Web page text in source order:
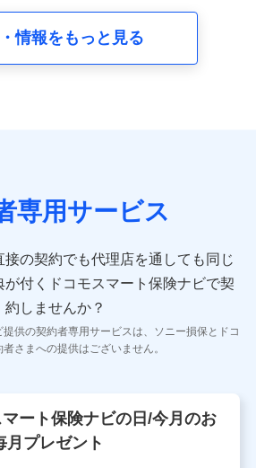
保険料のお支払方法、車のメーカーや
報、建物の構造や築年数などの情報、
報。例として、保険契約者及び被保険
生年月日、性別、保険契約者と被保険
年数などの情報、ペットの種類や年
含まれます。
の範囲】
ドコモが提供する保険関連サービ
録受付および管理のため
情報をもっと見る
専用サービス
の契約でも代理店を通しても同じ
が付くドコモスマート保険ナビで契
約しませんか？
提供の契約者専用サービスは、ソニー損保とドコ
さまへの提供はございません。
マート保険ナビの日/今月のお
月プレゼント